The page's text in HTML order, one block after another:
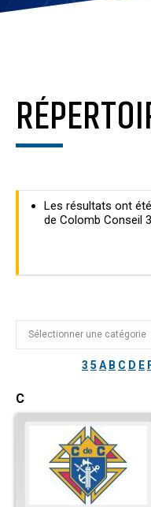
Les résultats ont
de Colomb Conseil
3 5 A B C D E
C